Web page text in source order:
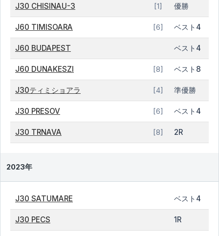
J30 CHISINAU-3 [1] 優勝
J60 TIMISOARA [6] ベスト4
J60 BUDAPEST ベスト4
J60 DUNAKESZI [8] ベスト8
J30ティミショアラ [4] 準優勝
J30 PRESOV [6] ベスト4
J30 TRNAVA [8] 2R
2023年
J30 SATUMARE ベスト4
J30 PECS 1R